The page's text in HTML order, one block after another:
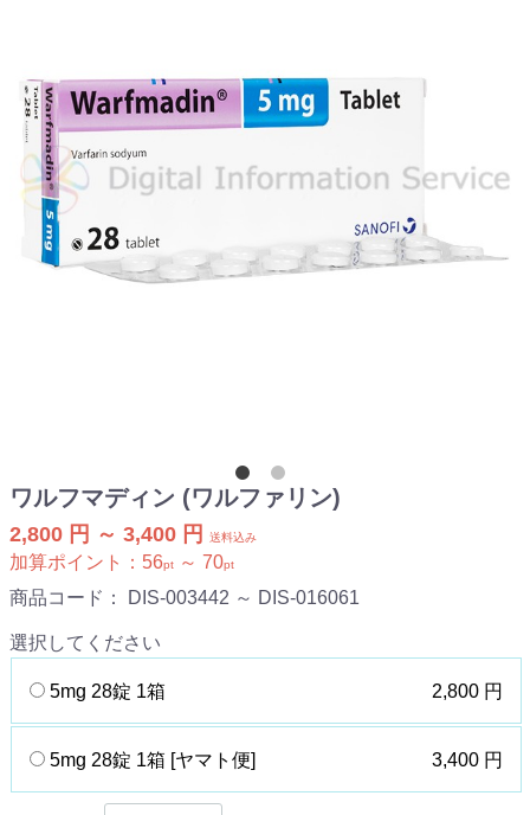
ワルフマディン (ワルファリン)
2,800 円 ～ 3,400 円 送料込み
加算ポイント： 56pt ～ 70pt
商品コード： DIS-003442 ～ DIS-016061
選択してください
5mg 28錠 1箱 2,800 円
5mg 28錠 1箱 [ヤマト便] 3,400 円